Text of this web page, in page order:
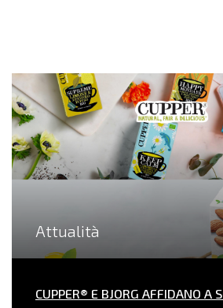
Attualità
CUPPER® E BJORG AFFIDANO A